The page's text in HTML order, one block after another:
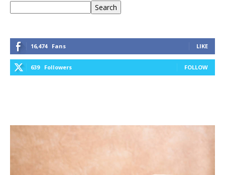
Search
16,474 Fans LIKE
639 Followers FOLLOW